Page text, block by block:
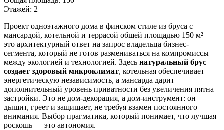
Этажей: 2
Проект одноэтажного дома в финском стиле из бруса с
мансардой, котельной и террасой общей площадью 150 м² —
это архитектурный ответ на запрос владельца бизнес-
сегмента, который не готов размениваться на компромиссы
между экологией и технологией. Здесь натуральный брус
создает здоровый микроклимат, котельная обеспечивает
энергетическую независимость, а мансарда дарит
дополнительный уровень приватности без увеличения пятна
застройки. Это не дом-декорация, а дом-инструмент: он
дышит, греет и защищает, не требуя взамен постоянного
внимания. Выбор прагматика, который понимает, что лучшая
роскошь — это автономия.